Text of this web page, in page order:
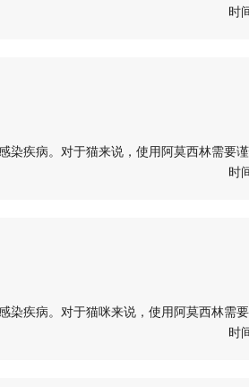
反应应立即停药并联系兽医。
确保用药安全有效。不要自行给小猫使用
前一定要咨询兽医，严格按照医嘱使用，
时
疾病。对于猫来说，使用阿莫西林需要谨
泌尿道感染等。不适用于病毒感染或真菌
现呕吐、腹泻、食欲不振等不良反应，应
时
染疾病。对于猫咪来说，使用阿莫西林需
时